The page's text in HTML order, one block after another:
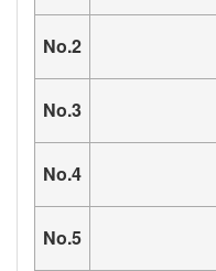
No.2
No.3
No.4
No.5